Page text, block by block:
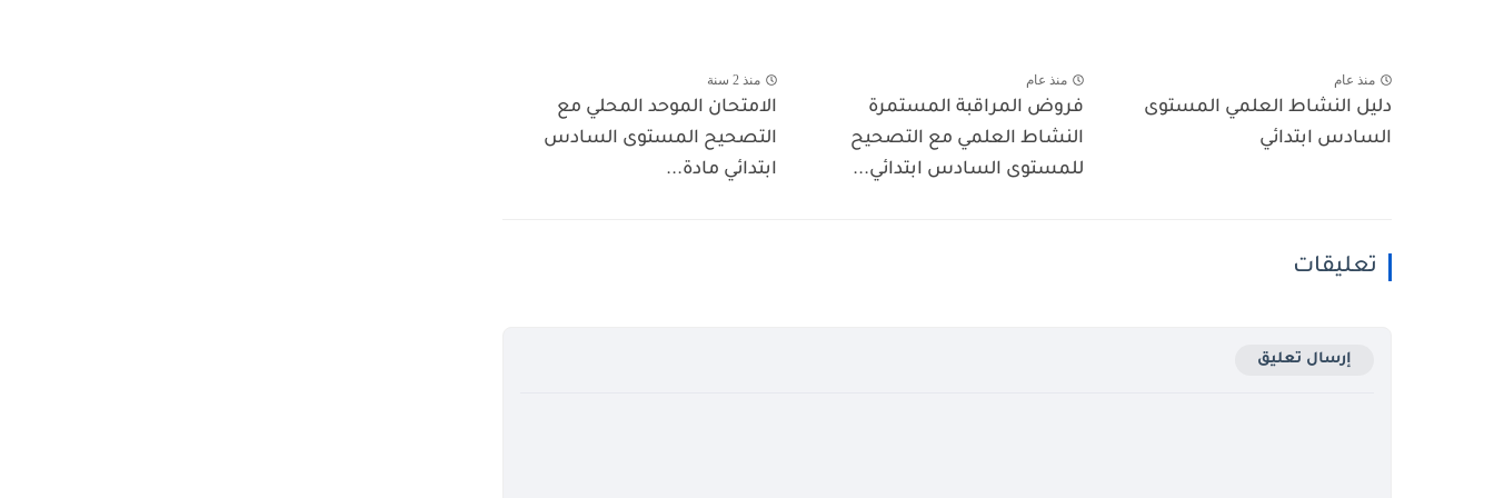
منذ عام
دليل النشاط العلمي المستوى
السادس ابتدائي
منذ عام
فروض المراقبة المستمرة
النشاط العلمي مع التصحيح
للمستوى السادس ابتدائي...
منذ 2 سنة
الامتحان الموحد المحلي مع
التصحيح المستوى السادس
ابتدائي مادة...
تعليقات
إرسال تعليق